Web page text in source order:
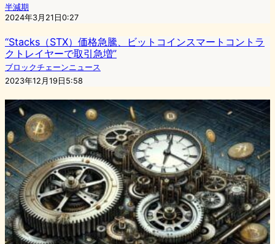
半減期
2024年3月21日0:27
“Stacks（STX）価格急騰、ビットコインスマートコントラ
クトレイヤーで取引急増”
ブロックチェーンニュース
2023年12月19日5:58